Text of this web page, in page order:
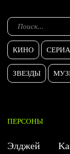
КИНО
ЗВЕЗДЫ
ПЕРСОНЫ
Элджей